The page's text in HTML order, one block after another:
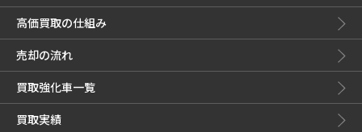
高価買取の仕組み
売却の流れ
買取強化車一覧
買取実績